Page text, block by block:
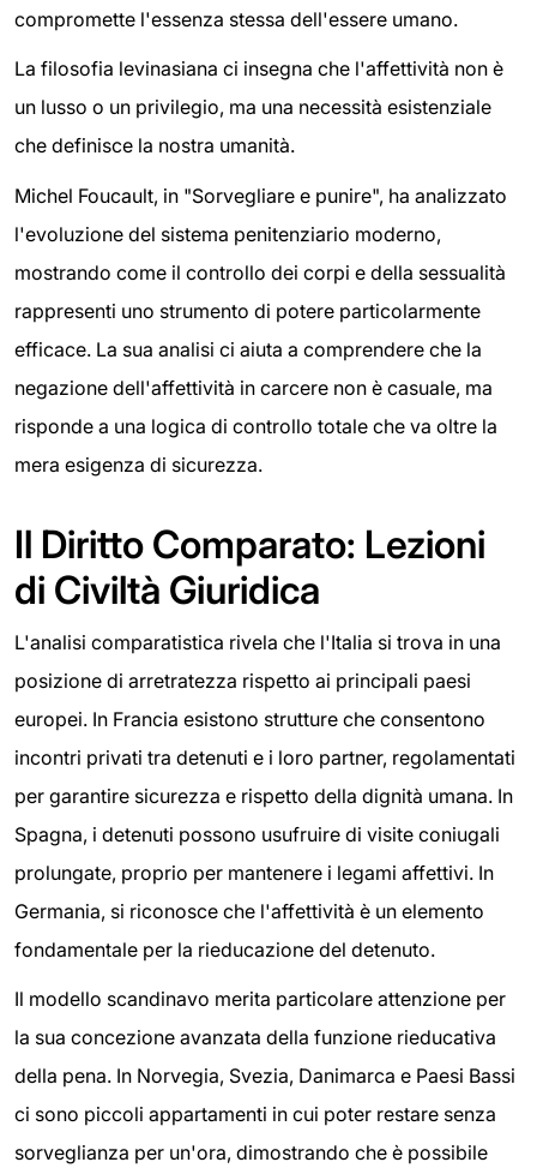
compromette l'essenza stessa dell'essere umano.
La filosofia levinasiana ci insegna che l'affettività non è
un lusso o un privilegio, ma una necessità esistenziale
che definisce la nostra umanità.
Michel Foucault, in "Sorvegliare e punire", ha analizzato
l'evoluzione del sistema penitenziario moderno,
mostrando come il controllo dei corpi e della sessualità
rappresenti uno strumento di potere particolarmente
efficace. La sua analisi ci aiuta a comprendere che la
negazione dell'affettività in carcere non è casuale, ma
risponde a una logica di controllo totale che va oltre la
mera esigenza di sicurezza.
Il Diritto Comparato: Lezioni
di Civiltà Giuridica
L'analisi comparatistica rivela che l'Italia si trova in una
posizione di arretratezza rispetto ai principali paesi
europei. In Francia esistono strutture che consentono
incontri privati tra detenuti e i loro partner, regolamentati
per garantire sicurezza e rispetto della dignità umana. In
Spagna, i detenuti possono usufruire di visite coniugali
prolungate, proprio per mantenere i legami affettivi. In
Germania, si riconosce che l'affettività è un elemento
fondamentale per la rieducazione del detenuto.
Il modello scandinavo merita particolare attenzione per
la sua concezione avanzata della funzione rieducativa
della pena. In Norvegia, Svezia, Danimarca e Paesi Bassi
ci sono piccoli appartamenti in cui poter restare senza
sorveglianza per un'ora, dimostrando che è possibile